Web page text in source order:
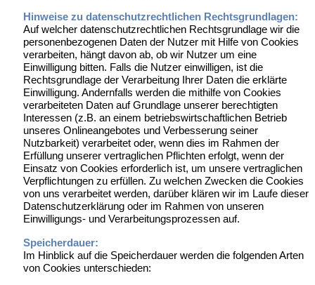
Hinweise zu datenschutzrechtlichen Rechtsgrundlagen:
Auf welcher datenschutzrechtlichen Rechtsgrundlage wir die
personenbezogenen Daten der Nutzer mit Hilfe von Cookies
verarbeiten, hängt davon ab, ob wir Nutzer um eine
Einwilligung bitten. Falls die Nutzer einwilligen, ist die
Rechtsgrundlage der Verarbeitung Ihrer Daten die erklärte
Einwilligung. Andernfalls werden die mithilfe von Cookies
verarbeiteten Daten auf Grundlage unserer berechtigten
Interessen (z.B. an einem betriebswirtschaftlichen Betrieb
unseres Onlineangebotes und Verbesserung seiner
Nutzbarkeit) verarbeitet oder, wenn dies im Rahmen der
Erfüllung unserer vertraglichen Pflichten erfolgt, wenn der
Einsatz von Cookies erforderlich ist, um unsere vertraglichen
Verpflichtungen zu erfüllen. Zu welchen Zwecken die Cookies
von uns verarbeitet werden, darüber klären wir im Laufe dieser
Datenschutzerklärung oder im Rahmen von unseren
Einwilligungs- und Verarbeitungsprozessen auf.
Speicherdauer:
Im Hinblick auf die Speicherdauer werden die folgenden Arten
von Cookies unterschieden: